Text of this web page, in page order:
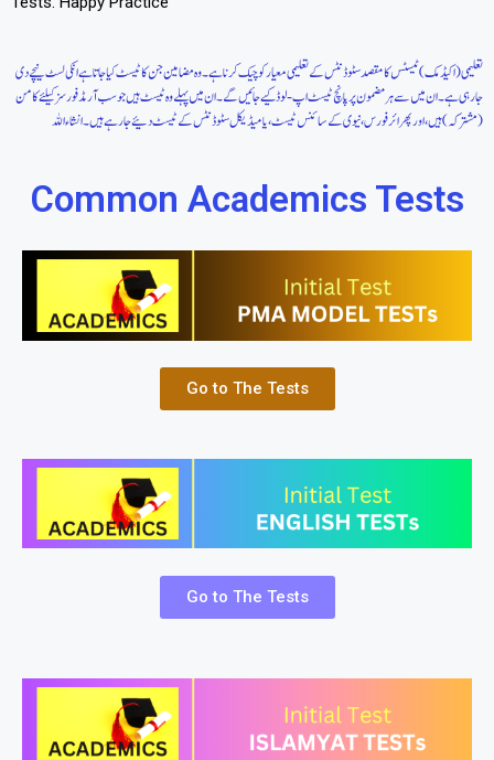
تعلیمی (اکیڈمک) ٹیسٹس کا مقصد سٹوڈنٹس کے تعلیمی معیار کو چیک کرنا ہے۔وہ مضامین جن کا ٹیسٹ کیاجاتا ہے انکی لسٹ نیچے دی
جارہی ہے۔ ان میں سے ہر مضمون پر پانچ ٹیسٹ اپ-لوڈ کیے جائیں گے۔ ان میں پہلے وہ ٹیسٹ ہیں جو سب آرمڈ فورسز کیلئے کامن
(مشترکہ) ہیں، اور پھر ائر فورس، نیوی کے سائنس ٹیسٹ، یا میڈیکل سٹوڈنٹس کے ٹیسٹ دئیے جا رہے ہیں۔ انشا ءاللہ
Common Academics Tests
Go to The Tests
Go to The Tests